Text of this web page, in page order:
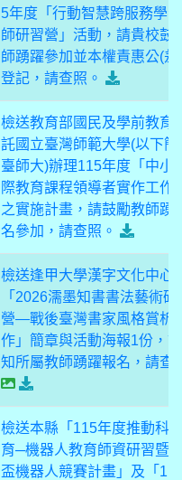
5年度「行動智慧跨服務學
師研習營」活動，請貴校鼓
師踴躍參加並本權責惠公(差
登記，請查照。
檢送教育部國民及學前教育
託國立臺灣師範大學(以下簡
臺師大)辦理115年度「中小
際教育課程領導者實作工作
之實施計畫，請鼓勵教師踴
名參加，請查照。
檢送逢甲大學漢字文化中心
「2026濡墨知書書法藝術研
營—戰後臺灣書家風格賞析
作」簡章與活動海報1份，
知所屬教師踴躍報名，請查
檢送本縣「115年度推動科
育─機器人教育師資研習暨
盃機器人競賽計畫」及「